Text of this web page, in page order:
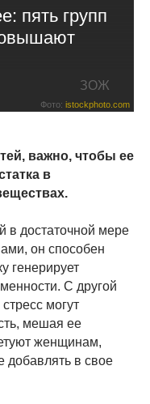
пять групп
ЗОЖ
Фото: istockphoto.com
важно, чтобы ее
в
в достаточной мере
он способен
генерирует
С другой
могут
мешая ее
женщинам,
в свое